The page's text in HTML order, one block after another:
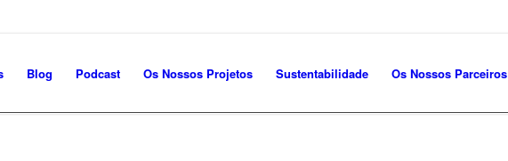
Blog Podcast Os Nossos Projetos Sustentabilidade Os Nossos Parceiros